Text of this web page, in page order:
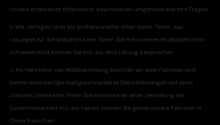
Unsere erfahrenen Mitarbeiter beantworten umgehend alle Ihre Fragen.
◇Wir verfügen über ein professionelles After-Sales-Team, das
Lösungen für Sie anbieten kann. Wenn Sie mit unseren Produkten nicht
zufrieden sind, können Sie mit uns eine Lösung besprechen.
◇ Als Hersteller von Maßbekleidung besitzen wir zwei Fabriken und
bieten hochwertige maßgeschneiderte Dienstleistungen mit einer
stabilen Lieferkette. Wenn Sie Interesse an einer Vertiefung der
Zusammenarbeit mit uns haben, können Sie gerne unsere Fabriken in
China besuchen.